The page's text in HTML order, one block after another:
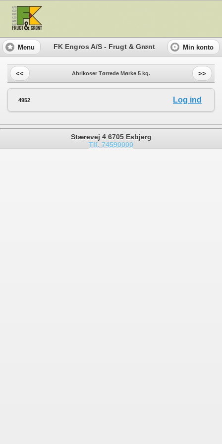
Menu FK Engros A/S - Frugt & Grønt Min konto
<< Abrikoser Tørrede Mørke 5 kg. >>
4952 Log ind
Stærevej 4 6705 Esbjerg
Tlf. 74590000